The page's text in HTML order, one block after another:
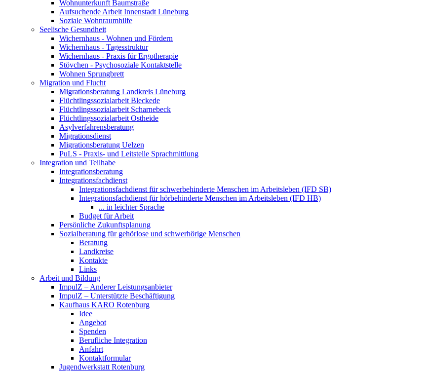
Wohnunterkunft Baumstraße
Aufsuchende Arbeit Innenstadt Lüneburg
Soziale Wohnraumhilfe
Seelische Gesundheit
Wichernhaus - Wohnen und Fördern
Wichernhaus - Tagesstruktur
Wichernhaus - Praxis für Ergotherapie
Stövchen - Psychosoziale Kontaktstelle
Wohnen Sprungbrett
Migration und Flucht
Migrationsberatung Landkreis Lüneburg
Flüchtlingssozialarbeit Bleckede
Flüchtlingssozialarbeit Scharnebeck
Flüchtlingssozialarbeit Ostheide
Asylverfahrensberatung
Migrationsdienst
Migrationsberatung Uelzen
PuLS - Praxis- und Leitstelle Sprachmittlung
Integration und Teilhabe
Integrationsberatung
Integrationsfachdienst
Integrationsfachdienst für schwerbehinderte Menschen im Arbeitsleben (IFD SB)
Integrationsfachdienst für hörbehinderte Menschen im Arbeitsleben (IFD HB)
... in leichter Sprache
Budget für Arbeit
Persönliche Zukunftsplanung
Sozialberatung für gehörlose und schwerhörige Menschen
Beratung
Landkreise
Kontakte
Links
Arbeit und Bildung
ImpulZ – Anderer Leistungsanbieter
ImpulZ – Unterstützte Beschäftigung
Kaufhaus KARO Rotenburg
Idee
Angebot
Spenden
Berufliche Integration
Anfahrt
Kontaktformular
Jugendwerkstatt Rotenburg